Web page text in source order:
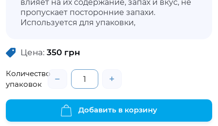
влияет на их содержание, запах и вкус, не
пропускает посторонние запахи.
Используется для упаковки,
готовых к употреблению. Универсальная
внешнюю привлекательность, сохранить
свежесть и свойства. В данной упаковке
при помощи ребер на внутренней части
Цена: 350 грн
Количество
упаковок
− +
Добавить в корзину